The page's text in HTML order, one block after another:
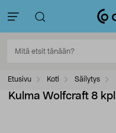
Etusivu Koti Säilytys
Kulma Wolfcraft 8 kpl